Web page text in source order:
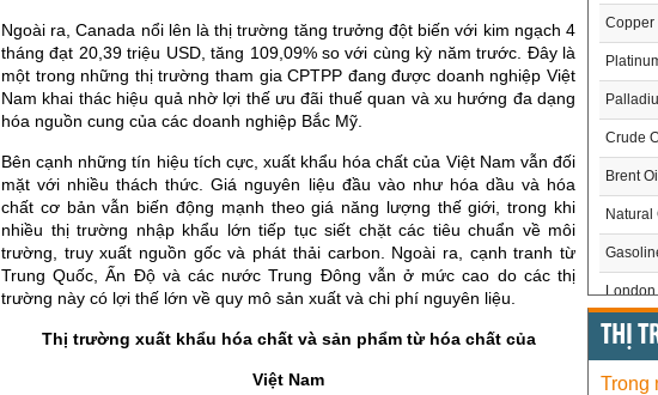
Ngoài ra, Canada nổi lên là thị trường tăng trưởng đột biến với kim ngạch 4
tháng đạt 20,39 triệu USD, tăng 109,09% so với cùng kỳ năm trước. Đây là
một trong những thị trường tham gia CPTPP đang được doanh nghiệp Việt
Nam khai thác hiệu quả nhờ lợi thế ưu đãi thuế quan và xu hướng đa dạng
hóa nguồn cung của các doanh nghiệp Bắc Mỹ.
Bên cạnh những tín hiệu tích cực, xuất khẩu hóa chất của Việt Nam vẫn đối
mặt với nhiều thách thức. Giá nguyên liệu đầu vào như hóa dầu và hóa
chất cơ bản vẫn biến động mạnh theo giá năng lượng thế giới, trong khi
nhiều thị trường nhập khẩu lớn tiếp tục siết chặt các tiêu chuẩn về môi
trường, truy xuất nguồn gốc và phát thải carbon. Ngoài ra, cạnh tranh từ
Trung Quốc, Ấn Độ và các nước Trung Đông vẫn ở mức cao do các thị
trường này có lợi thế lớn về quy mô sản xuất và chi phí nguyên liệu.
Thị trường xuất khẩu hóa chất và sản phẩm từ hóa chất của
Việt Nam
Copper
Crude
Brent
Natural
London
US
THỊ
Trong